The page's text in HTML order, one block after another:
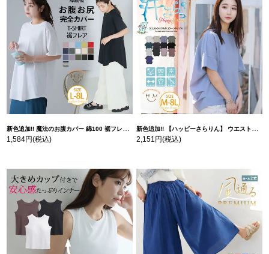
新色追加!! 魔法のお腹カバー 綿100 裾フレア Tシャツ | 大きいサイズの通販ならハッピーマリリン
1,584円(税込)
新色追加!! 【ハッピーさらりん】 ウエストタック入り スッキリ魅せ コクーントップス | 大きいサイズの通販ならハッピーマリリン
2,151円(税込)